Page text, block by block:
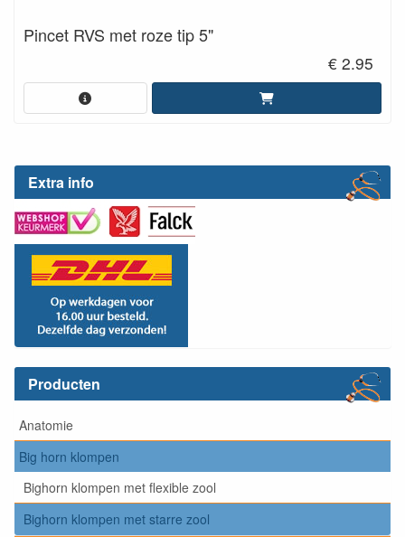
Extra info
Producten
Anatomie
Big horn klompen
Bighorn klompen met flexible zool
Bighorn klompen met starre zool
Pincet RVS met roze tip 5"
€ 2.95